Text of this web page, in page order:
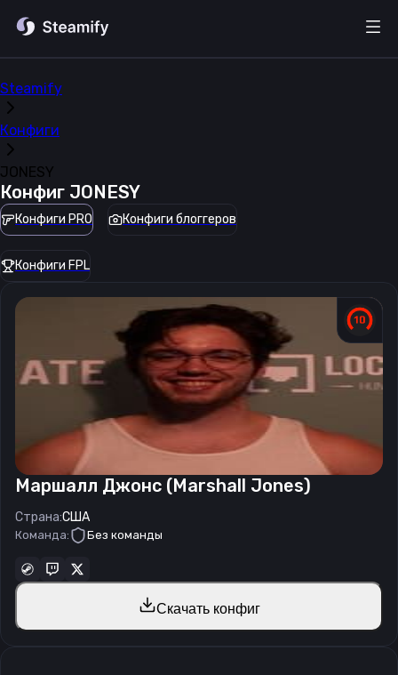
Steamify
Конфиги
JONESY
Конфиг JONESY
Конфиги PRO Конфиги блоггеров
Конфиги FPL
Маршалл Джонс (Marshall Jones)
Страна:США
Команда: Без команды
Скачать конфиг